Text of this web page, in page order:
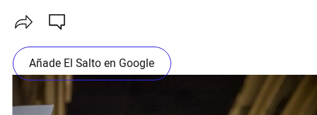
Añade El Salto en Google